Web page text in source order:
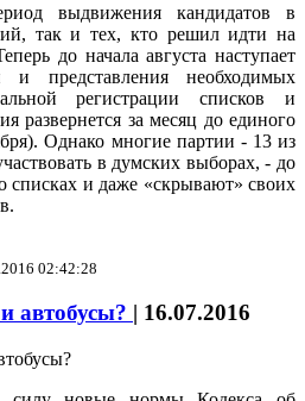
выдвижения кандидатов в
так и тех, кто решил идти на
до начала августа наступает
и представления необходимых
регистрации списков и
развернется за месяц до единого
Однако многие партии - 13 из
в думских выборах, - до
и даже «скрывают» своих
02:42:28
автобусы? | 16.07.2016